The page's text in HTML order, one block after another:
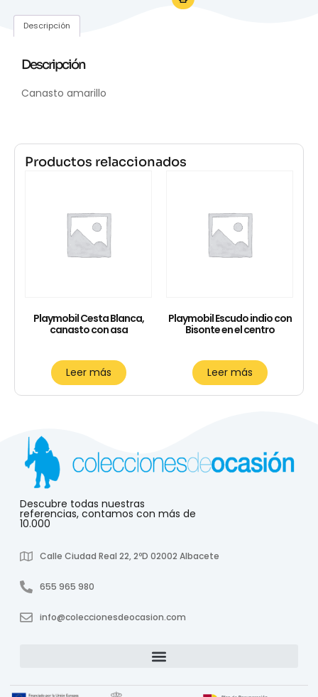
Descripción
Descripción
Canasto amarillo
Productos relaccionados
Playmobil Cesta Blanca,
canasto con asa
Leer más
Playmobil Escudo indio con
Bisonte en el centro
Leer más
Descubre todas nuestras
referencias, contamos con más de
10.000
Calle Ciudad Real 22, 2ºD 02002 Albacete
655 965 980
info@coleccionesdeocasion.com